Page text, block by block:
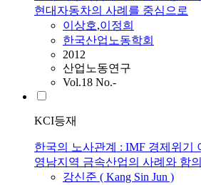
현대자동차의 사례를 중심으로
이상호,이정희
한국산업노동학회
2012
산업노동연구
Vol.18 No.-
KCI등재
한국의 노사관계 : IMF 경제위기
영남지역 금속산업의 사례와 함의
강신준 ( Kang Sin Jun )